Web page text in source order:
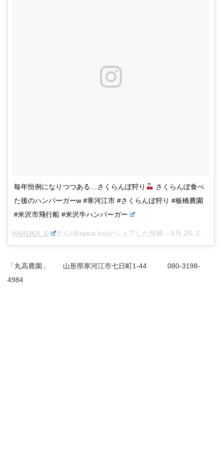
毎年恒例になりつつある…さくらんぼ狩り
さくらんぼ食べ
た後のハンバーガーw #寒河江市 #さくらんぼ狩り #板橋農園
#米沢市飛行船 #米沢牛ハンバーガー
HARUKA.Ｓ さん(@spica.hs)がシェアした投稿 – 6月 25, 2017 at 3:35午前 PDT
「丸高農園」 山形県寒河江市七日町1-44 080-3198-
4984